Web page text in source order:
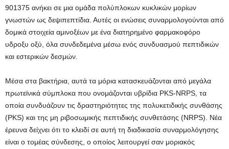
901375 ανήκει σε μια ομάδα πολύπλοκων κυκλικών μορίων
γνωστών ως δεψιπεπτίδια. Αυτές οι ενώσεις συναρμολογούνται από
δομικά στοιχεία αμινοξέων με ένα διατηρημένο φαρμακοφόρο
υδροξυ οξύ, όλα συνδεδεμένα μέσω ενός συνδυασμού πεπτιδικών
και εστερικών δεσμών.
Μέσα στα βακτήρια, αυτά τα μόρια κατασκευάζονται από μεγάλα
πρωτεϊνικά σύμπλοκα που ονομάζονται υβρίδια PKS-NRPS, τα
οποία συνδυάζουν τις δραστηριότητες της πολυκετιδικής συνθάσης
(PKS) και της μη ριβοσωμικής πεπτιδικής συνθετάσης (NRPS). Νέα
έρευνα δείχνει ότι το κλειδί σε αυτή τη διαδικασία συναρμολόγησης
είναι ο τομέας σύνδεσης, ο οποίος λειτουργεί σαν μοριακός